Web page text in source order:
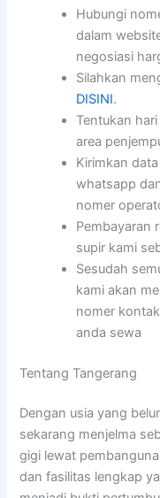
Hubungi
dalam
negosiasi
Silahkan
DISINI.
Tentukan
area
Kirimkan
whatsapp
nomer
Pembayaran
supir kami
Sesudah
kami akan
nomer
anda sewa
Tentang Tangerang
Dengan usia yang
sekarang menjelma
gigi lewat
dan fasilitas lengkap